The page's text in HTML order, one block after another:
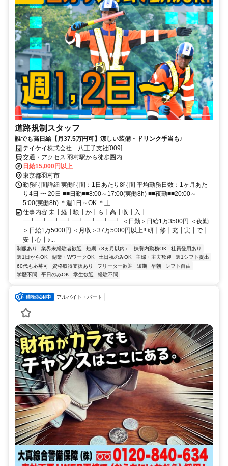
道路規制スタッフ
誰でも高日給【月37.5万円可】涼しい装備・ドリンク手当も♪
テイケイ株式会社 八王子支社[009]
交通・アクセス 羽村駅から徒歩圏内
日給15,000円以上
東京都羽村市
勤務時間詳細 実働時間：1日あたり8時間 平均勤務日数：1ヶ月あた
り4日 〜 20日 ■■日勤■■8:00～17:00(実働8h) ■■夜勤■■20:00～
5:00(実働8h) ＊週1日～OK ＊土...
仕事内容 未┃経┃験┃か┃ら┃高┃収┃入┃
━┛━┛━┛━┛━┛━┛━┛━┛ ＜日勤＞日給1万3500円 ＜夜勤
＞日給1万5000円 ＜月収＞37万5000円以上!! 研┃修┃充┃実┃で┃
安┃心┃♪...
制服あり 業界未経験者歓迎 短期（3ヵ月以内） 扶養内勤務OK
社員登用あり
週1日からOK
副業・WワークOK 土日祝のみOK 主婦・主夫歓迎
週1シフト提出
60代も応募可
資格取得支援あり フリーター歓迎 短期 早朝
シフト自由
学歴不問
平日のみOK 学生歓迎 経験不問
アルバイト・パート